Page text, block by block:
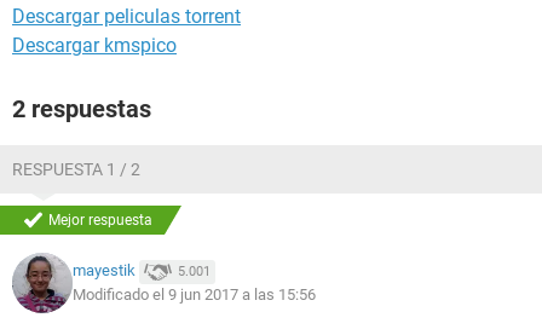
Descargar peliculas torrent
Descargar kmspico
2 respuestas
RESPUESTA 1 / 2
Mejor respuesta
mayestik 5.001
Modificado el 9 jun 2017 a las 15:56